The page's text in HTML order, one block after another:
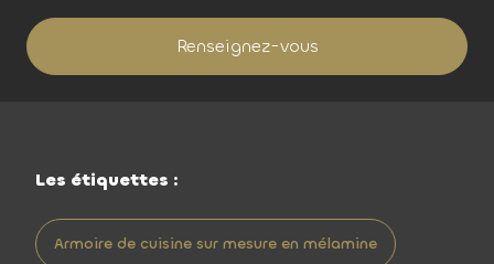
Renseignez-vous
Les étiquettes :
Armoire de cuisine sur mesure en mélamine